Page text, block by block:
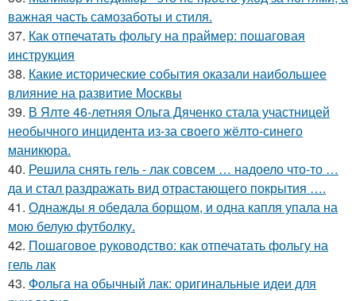
важная часть самозаботы и стиля.
37. Как отпечатать фольгу на праймер: пошаговая
инструкция
38. Какие исторические события оказали наибольшее
влияние на развитие Москвы
39. В Ялте 46-летняя Ольга Дяченко стала участницей
необычного инцидента из-за своего жёлто-синего
маникюра.
40. Решила снять гель - лак совсем … надоело что-то …
да и стал раздражать вид отрастающего покрытия ….
41. Однажды я обедала борщом, и одна капля упала на
мою белую футболку.
42. Пошаговое руководство: как отпечатать фольгу на
гель лак
43. Фольга на обычный лак: оригинальные идеи для